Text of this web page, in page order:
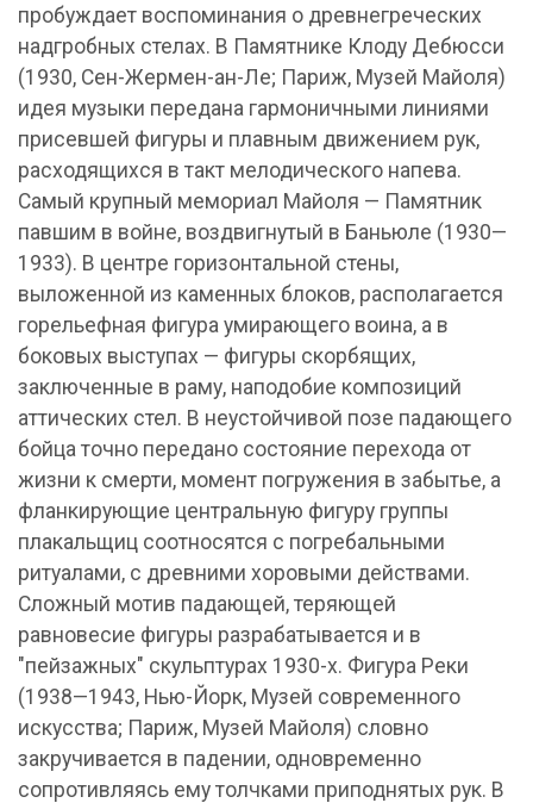
пробуждает воспоминания о древнегреческих
надгробных стелах. В Памятнике Клоду Дебюсси
(1930, Сен-Жермен-ан-Ле; Париж, Музей Майоля)
идея музыки передана гармоничными линиями
присевшей фигуры и плавным движением рук,
расходящихся в такт мелодического напева.
Самый крупный мемориал Майоля — Памятник
павшим в войне, воздвигнутый в Баньюле (1930—
1933). В центре горизонтальной стены,
выложенной из каменных блоков, располагается
горельефная фигура умирающего воина, а в
боковых выступах — фигуры скорбящих,
заключенные в раму, наподобие композиций
аттических стел. В неустойчивой позе падающего
бойца точно передано состояние перехода от
жизни к смерти, момент погружения в забытье, а
фланкирующие центральную фигуру группы
плакальщиц соотносятся с погребальными
ритуалами, с древними хоровыми действами.
Сложный мотив падающей, теряющей
равновесие фигуры разрабатывается и в
"пейзажных" скульптурах 1930-х. Фигура Реки
(1938—1943, Нью-Йорк, Музей современного
искусства; Париж, Музей Майоля) словно
закручивается в падении, одновременно
сопротивляясь ему толчками приподнятых рук. В